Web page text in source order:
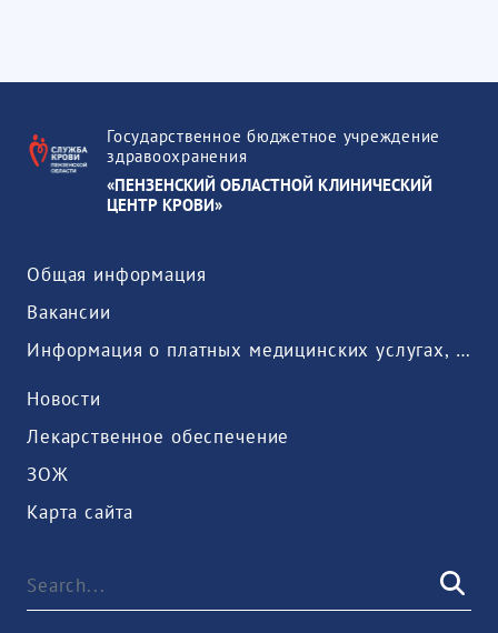
Государственное бюджетное учреждение
здравоохранения
«ПЕНЗЕНСКИЙ ОБЛАСТНОЙ КЛИНИЧЕСКИЙ
ЦЕНТР КРОВИ»
Общая информация
Вакансии
Информация о платных медицинских услугах, предоставляемых медицинской организацией
Новости
Лекарственное обеспечение
ЗОЖ
Карта сайта